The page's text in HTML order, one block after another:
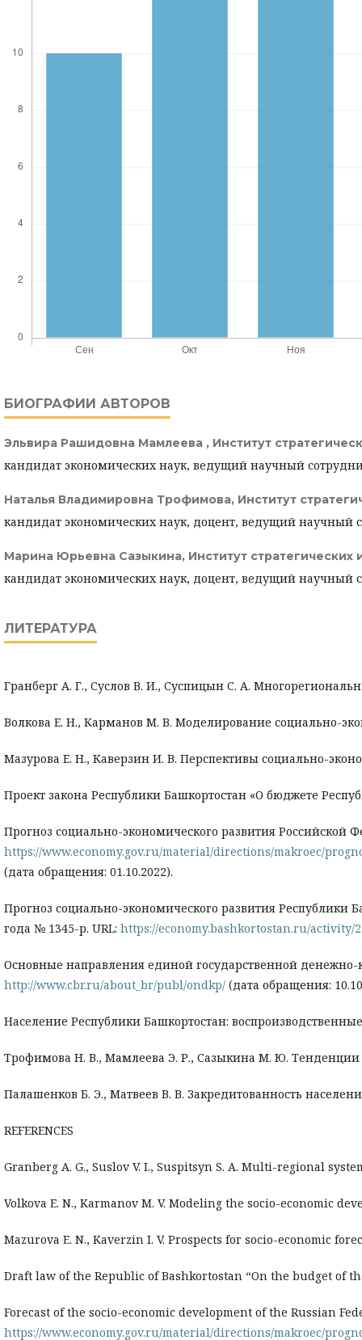
БИОГРАФИИ АВТОРОВ
Эльвира Рашидовна Мамлеева , Институт
кандидат экономических наук, ведущий научный
Наталья Владимировна Трофимова, Институт
кандидат экономических наук, доцент, ведущий научный
Марина Юрьевна Сазыкина, Институт
кандидат экономических наук, доцент, ведущий научный
ЛИТЕРАТУРА
Гранберг А. Г., Суслов В. И., Суспицын С. А.
Волкова Е. Н., Карманов М. В. Моделирование социально-
Мазурова Е. Н., Каверзин И. В. Перспективы социально-
Проект закона Республики Башкортостан «О бюджете
Прогноз социально-экономического развития Российской
https://www.economy.gov.ru/material/directions/makroec/
(дата обращения: 01.10.2022).
Прогноз социально-экономического развития Республики
года № 1345-р. URL: https://economy.bashkortostan.ru/activity/
Основные направления единой государственной денежно-
http://www.cbr.ru/about_br/publ/ondkp/ (дата обращения:
Население Республики Башкортостан:
Трофимова Н. В., Мамлеева Э. Р., Сазыкина М. Ю. Тенденции
Палашенков Б. Э., Матвеев В. В. Закредитованность
REFERENCES
Granberg A. G., Suslov V. I., Suspitsyn S. A. Multi-regional
Volkova E. N., Karmanov M. V. Modeling the socio-economic
Mazurova E. N., Kaverzin I. V. Prospects for socio-economic
Draft law of the Republic of Bashkortostan “On the budget of
Forecast of the socio-economic development of the Russian
https://www.economy.gov.ru/material/directions/makroec/